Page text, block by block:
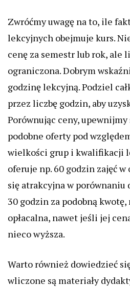
Zwróćmy uwagę na to, ile
lekcyjnych obejmuje kurs.
cenę za semestr lub rok, ale
ograniczona. Dobrym
godzinę lekcyjną. Podziel
przez liczbę godzin, aby
Porównując ceny,
podobne oferty pod
wielkości grup i kwalifikacji
oferuje np. 60 godzin zajęć
się atrakcyjna w porównaniu
30 godzin za podobną kwotę,
opłacalna, nawet jeśli jej
nieco wyższa.
Warto również dowiedzieć
wliczone są materiały